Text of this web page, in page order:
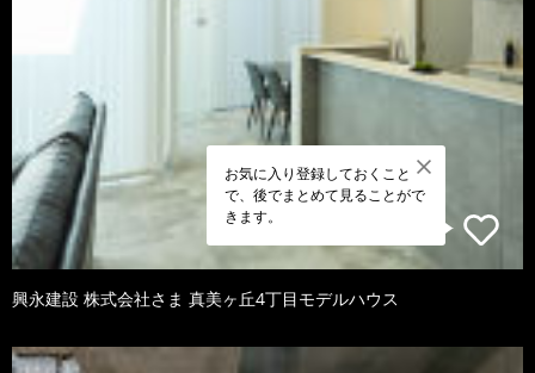
お気に入り登録しておくこと
で、後でまとめて見ることがで
きます。
興永建設 株式会社さま 真美ヶ丘4丁目モデルハウス